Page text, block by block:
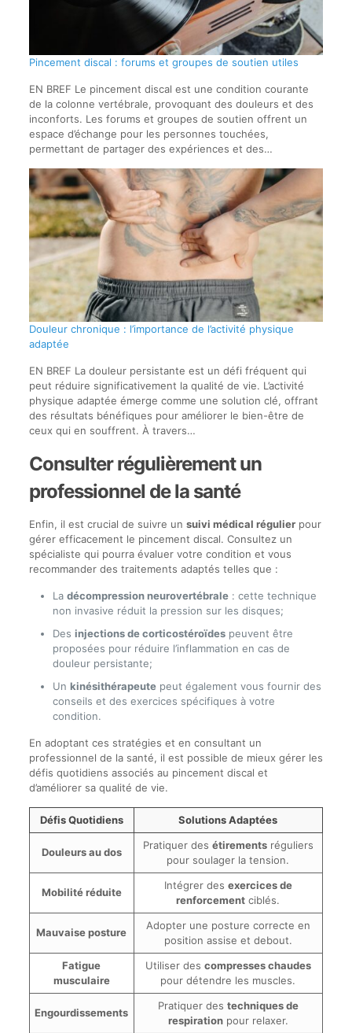
Pincement discal : forums et groupes de soutien utiles
EN BREF Le pincement discal est une condition courante
de la colonne vertébrale, provoquant des douleurs et des
inconforts. Les forums et groupes de soutien offrent un
espace d’échange pour les personnes touchées,
permettant de partager des expériences et des…
Douleur chronique : l’importance de l’activité physique
adaptée
EN BREF La douleur persistante est un défi fréquent qui
peut réduire significativement la qualité de vie. L’activité
physique adaptée émerge comme une solution clé, offrant
des résultats bénéfiques pour améliorer le bien-être de
ceux qui en souffrent. À travers…
Consulter régulièrement un
professionnel de la santé
Enfin, il est crucial de suivre un suivi médical régulierpour
gérer efficacement le pincement discal. Consultez un
spécialiste qui pourra évaluer votre condition et vous
recommander des traitements adaptés telles que :
La décompression neurovertébrale: cette technique
non invasive réduit la pression sur les disques;
Des injections de corticostéroïdespeuvent être
proposées pour réduire l’inflammation en cas de
douleur persistante;
Un kinésithérapeutepeut également vous fournir des
conseils et des exercices spécifiques à votre
condition.
En adoptant ces stratégies et en consultant un
professionnel de la santé, il est possible de mieux gérer les
défis quotidiens associés au pincement discal et
d’améliorer sa qualité de vie.
Défis Quotidiens Solutions Adaptées
Douleurs au dos
Pratiquer des étirementsréguliers
pour soulager la tension.
Mobilité réduite
Intégrer des exercices de
renforcement ciblés.
Mauvaise posture
Adopter une posture correcte en
position assise et debout.
Fatigue
musculaire
Utiliser des compresses chaudes
pour détendre les muscles.
Engourdissements
Pratiquer des techniques de
respirationpour relaxer.